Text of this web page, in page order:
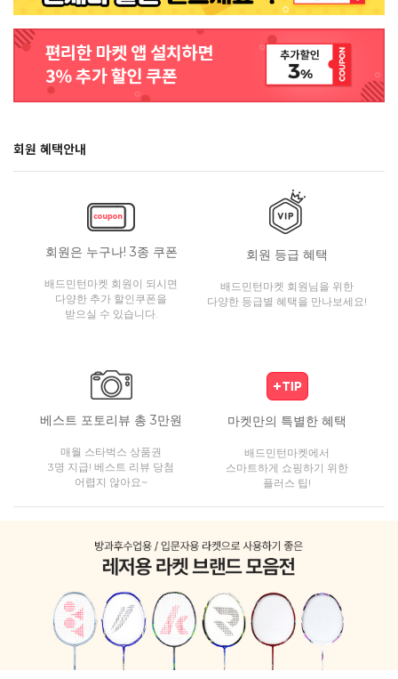
회원 혜택안내
회원은 누구나! 3종 쿠폰
배드민턴마켓 회원이 되시면
다양한 추가 할인쿠폰을
받으실 수 있습니다.
회원 등급 혜택
배드민턴마켓 회원님을 위한
다양한 등급별 혜택을 만나보세요!
베스트 포토리뷰 총 3만원
매월 스타벅스 상품권
3명 지급! 베스트 리뷰 당첨
어렵지 않아요~
마켓만의 특별한 혜택
배드민턴마켓에서
스마트하게 쇼핑하기 위한
플러스 팁!